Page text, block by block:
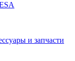
и запчасти